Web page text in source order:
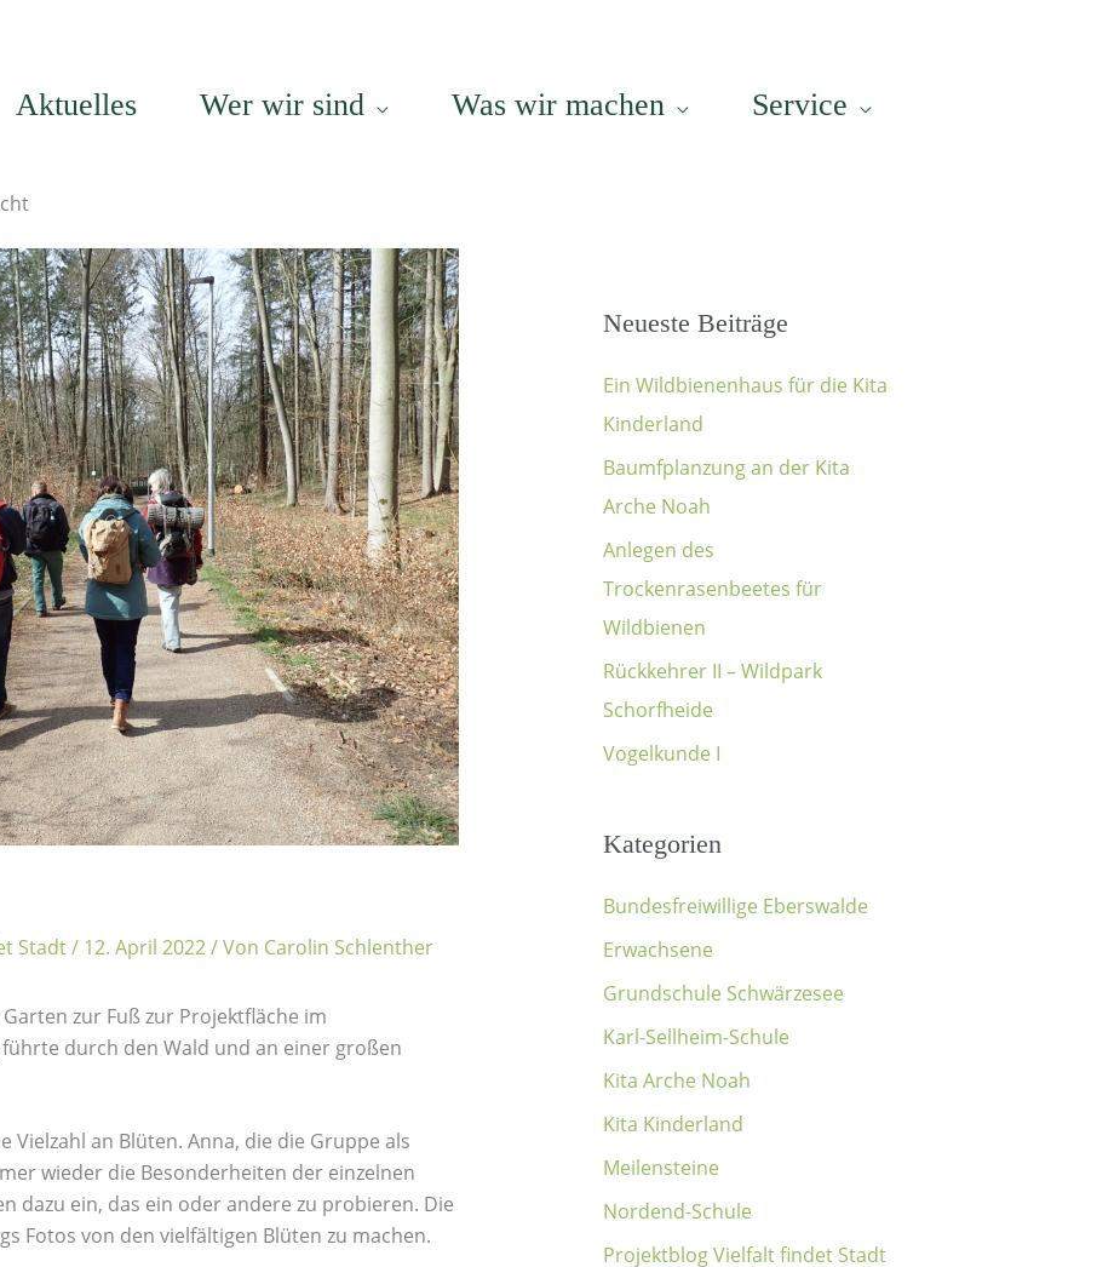
Aktuelles Wer wir sind Was wir machen Service
Stadt/ 12. April 2022/ Von Carolin Schlenther
zur Fuß zur Projektfläche im
durch den Wald und an einer großen
Vielzahl an Blüten. Anna, die die Gruppe als
wieder die Besonderheiten der einzelnen
dazu ein, das ein oder andere zu probieren. Die
Fotos von den vielfältigen Blüten zu machen.
Neueste Beiträge
Ein Wildbienenhaus für die Kita
Kinderland
Baumfplanzung an der Kita
Arche Noah
Anlegen des
Trockenrasenbeetes für
Wildbienen
Rückkehrer II – Wildpark
Schorfheide
Vogelkunde I
Kategorien
Bundesfreiwillige Eberswalde
Erwachsene
Grundschule Schwärzesee
Karl-Sellheim-Schule
Kita Arche Noah
Kita Kinderland
Meilensteine
Nordend-Schule
Projektblog Vielfalt findet Stadt